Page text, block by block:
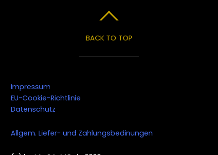
BACK TO TOP
Impressum
EU-Cookie-Richtlinie
Datenschutz
Allgem. Liefer- und Zahlungsbedinungen